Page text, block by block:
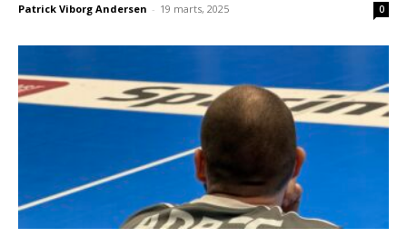
Patrick Viborg Andersen - 19 marts, 2025 0